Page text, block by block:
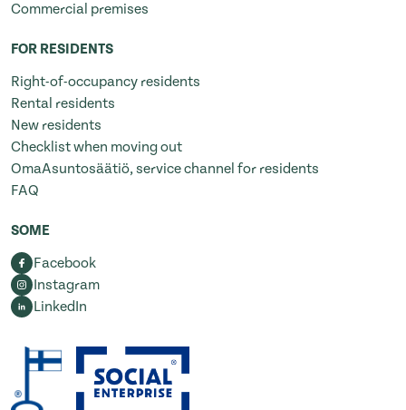
Commercial premises
FOR RESIDENTS
Right-of-occupancy residents
Rental residents
New residents
Checklist when moving out
OmaAsuntosäätiö, service channel for residents
FAQ
SOME
Facebook
Instagram
LinkedIn